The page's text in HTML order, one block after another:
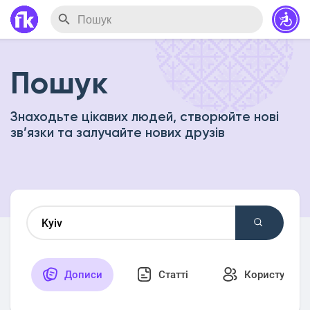
Пошук
Знаходьте цікавих людей, створюйте нові
зв’язки та залучайте нових друзів
Дописи Статті Користувачі